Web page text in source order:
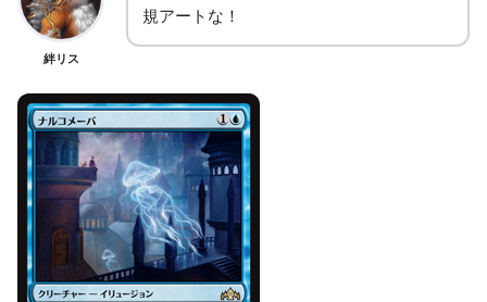
絆リス
規アートな！